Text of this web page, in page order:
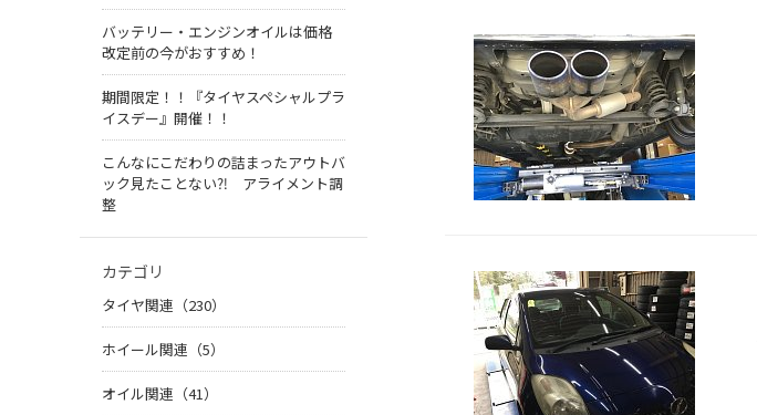
バッテリー・エンジンオイルは価格
改定前の今がおすすめ！
期間限定！！『タイヤスペシャルプラ
イスデー』開催！！
こんなにこだわりの詰まったアウトバ
ック見たことない⁈ アライメント調
整
カテゴリ
タイヤ関連（230）
ホイール関連（5）
オイル関連（41）